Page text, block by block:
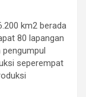
km2 berada
80 lapangan
seperempat